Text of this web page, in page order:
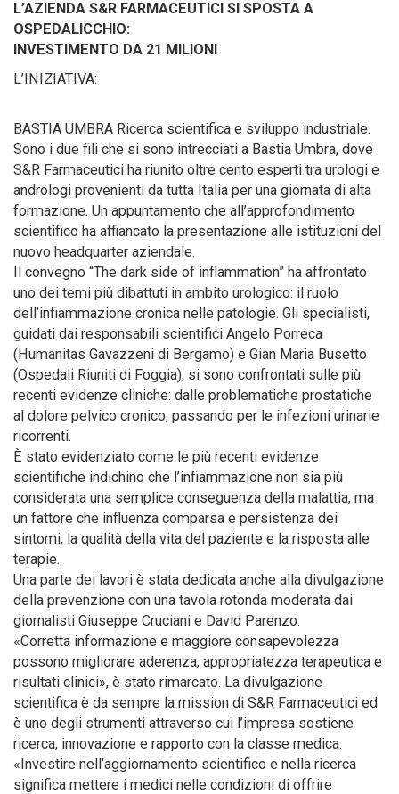
L’AZIENDA S&R FARMACEUTICI SI SPOSTA A
OSPEDALICCHIO:
INVESTIMENTO DA 21 MILIONI
L’INIZIATIVA:
BASTIA UMBRA Ricerca scientifica e sviluppo industriale.
Sono i due fili che si sono intrecciati a Bastia Umbra, dove
S&R Farmaceutici ha riunito oltre cento esperti tra urologi e
andrologi provenienti da tutta Italia per una giornata di alta
formazione. Un appuntamento che all’approfondimento
scientifico ha affiancato la presentazione alle istituzioni del
nuovo headquarter aziendale.
Il convegno “The dark side of inflammation” ha affrontato
uno dei temi più dibattuti in ambito urologico: il ruolo
dell’infiammazione cronica nelle patologie. Gli specialisti,
guidati dai responsabili scientifici Angelo Porreca
(Humanitas Gavazzeni di Bergamo) e Gian Maria Busetto
(Ospedali Riuniti di Foggia), si sono confrontati sulle più
recenti evidenze cliniche: dalle problematiche prostatiche
al dolore pelvico cronico, passando per le infezioni urinarie
ricorrenti.
È stato evidenziato come le più recenti evidenze
scientifiche indichino che l’infiammazione non sia più
considerata una semplice conseguenza della malattia, ma
un fattore che influenza comparsa e persistenza dei
sintomi, la qualità della vita del paziente e la risposta alle
terapie.
Una parte dei lavori è stata dedicata anche alla divulgazione
della prevenzione con una tavola rotonda moderata dai
giornalisti Giuseppe Cruciani e David Parenzo.
«Corretta informazione e maggiore consapevolezza
possono migliorare aderenza, appropriatezza terapeutica e
risultati clinici», è stato rimarcato. La divulgazione
scientifica è da sempre la mission di S&R Farmaceutici ed
è uno degli strumenti attraverso cui l’impresa sostiene
ricerca, innovazione e rapporto con la classe medica.
«Investire nell’aggiornamento scientifico e nella ricerca
significa mettere i medici nelle condizioni di offrire